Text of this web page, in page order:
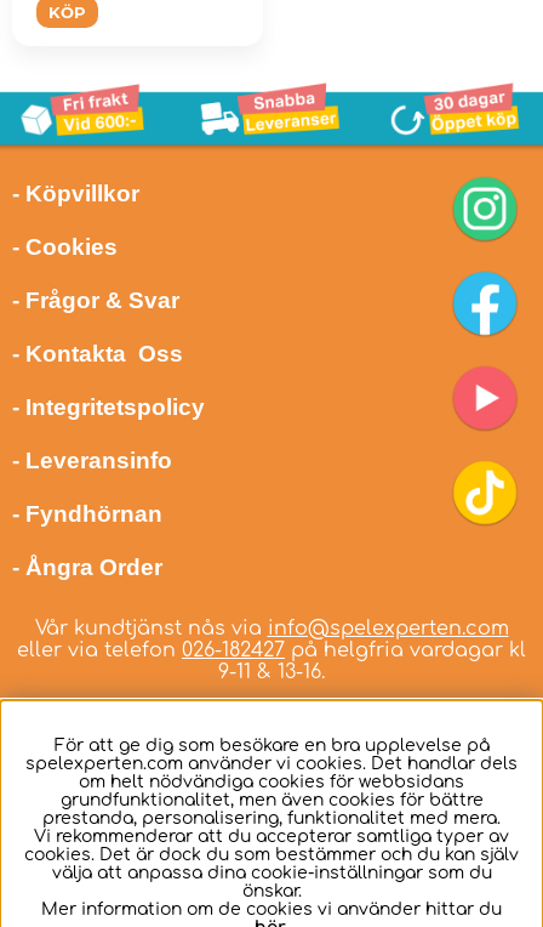
KÖP
- Köpvillkor
- Cookies
- Frågor & Svar
- Kontakta Oss
- Integritetspolicy
- Leveransinfo
- Fyndhörnan
- Ångra Order
Vår kundtjänst nås via info@spelexperten.com
eller via telefon 026-182427 på helgfria vardagar kl
9-11 & 13-16.
Svenska
För att ge dig som besökare en bra upplevelse på
spelexperten.com använder vi cookies. Det handlar dels
om helt nödvändiga cookies för webbsidans
grundfunktionalitet, men även cookies för bättre
prestanda, personalisering, funktionalitet med mera.
Vi rekommenderar att du accepterar samtliga typer av
cookies. Det är dock du som bestämmer och du kan själv
välja att anpassa dina cookie-inställningar som du
önskar.
Mer information om de cookies vi använder hittar du